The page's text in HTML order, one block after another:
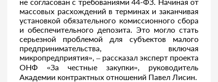
массовых расхождений в терминах и заканчивая
установкой обязательного комиссионного сбора
и обеспечительного депозита. Это могло стать
серьезной проблемой для субъектов малого
предпринимательства, включая
микропредприятия», – рассказал эксперт проекта
ОНФ «За честные закупки», руководитель
Академии контрактных отношений Павел Лисин.